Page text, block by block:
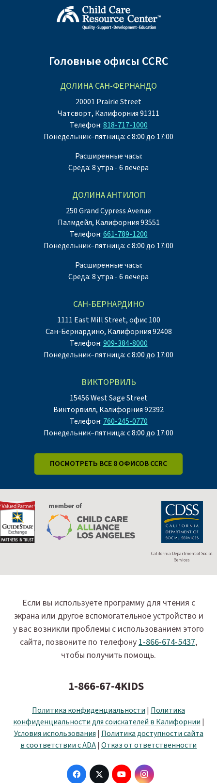
Головные офисы CCRC
ДОЛИНА САН-ФЕРНАНДО
20001 Prairie Street
Чатсворт, Калифорния 91311
Телефон:818-717-1000
Понедельник–пятница: с 8:00 до 17:00
Расширенные часы:
Среда: 8 утра - 6 вечера
ДОЛИНА АНТИЛОП
250 Grand Cypress Avenue
Палмдейл, Калифорния 93551
Телефон:661-789-1200
Понедельник–пятница: с 8:00 до 17:00
Расширенные часы:
Среда: 8 утра - 6 вечера
САН-БЕРНАРДИНО
1111 East Mill Street, офис 100
Сан-Бернардино, Калифорния 92408
Телефон:909-384-8000
Понедельник–пятница: с 8:00 до 17:00
ВИКТОРВИЛЬ
15456 West Sage Street
Викторвилл, Калифорния 92392
Телефон: 760-245-0770
Понедельник–пятница: с 8:00 до 17:00
ПОСМОТРЕТЬ ВСЕ 8 ОФИСОВ CCRC
California Department of Social
Services
Если вы используете программу для чтения с
экрана или другое вспомогательное устройство и
у вас возникли проблемы с использованием этого
сайта, позвоните по телефону1-866-674-5437,
чтобы получить помощь.
1-866-67-4KIDS
Политика конфиденциальности | Политика
конфиденциальности для соискателей в Калифорнии |
Условия использования | Политика доступности сайта
в соответствии с ADA| Отказ от ответственности